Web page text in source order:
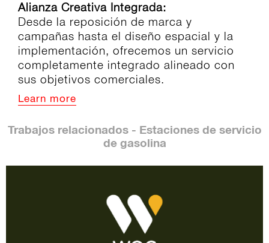
Alianza Creativa Integrada:
Desde la reposición de marca y
campañas hasta el diseño espacial y la
implementación, ofrecemos un servicio
completamente integrado alineado con
sus objetivos comerciales.
Learn more
Trabajos relacionados - Estaciones de servicio
de gasolina